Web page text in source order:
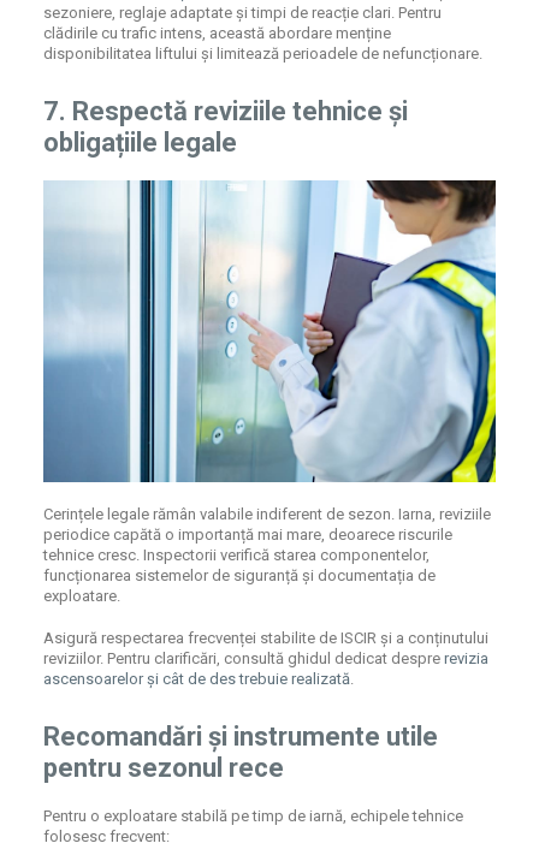
sezoniere, reglaje adaptate și timpi de reacție clari. Pentru
clădirile cu trafic intens, această abordare menține
disponibilitatea liftului și limitează perioadele de nefuncționare.
7. Respectă reviziile tehnice și
obligațiile legale
Cerințele legale rămân valabile indiferent de sezon. Iarna, reviziile
periodice capătă o importanță mai mare, deoarece riscurile
tehnice cresc. Inspectorii verifică starea componentelor,
funcționarea sistemelor de siguranță și documentația de
exploatare.
Asigură respectarea frecvenței stabilite de ISCIR și a conținutului
reviziilor. Pentru clarificări, consultă ghidul dedicat despre revizia
ascensoarelor și cât de des trebuie realizată
Recomandări și instrumente utile
pentru sezonul rece
Pentru o exploatare stabilă pe timp de iarnă, echipele tehnice
folosesc frecvent: